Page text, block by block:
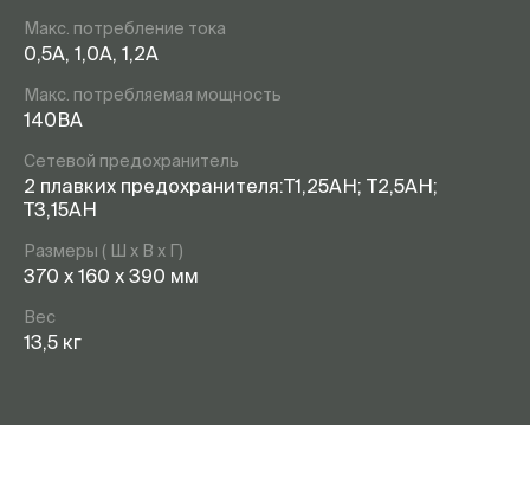
Макс. потребление тока
0,5А, 1,0А, 1,2А
Макс. потребляемая мощность
140ВА
Сетевой предохранитель
2 плавких предохранителя:Т1,25АН; T2,5АН;
Т3,15АН
Размеры ( Ш х В х Г)
370 х 160 х 390 мм
Вес
13,5 кг